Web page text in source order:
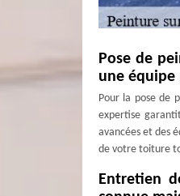
Pose de
une équipe
Pour la pose de
expertise
avancées et des
de votre toiture
Entretien